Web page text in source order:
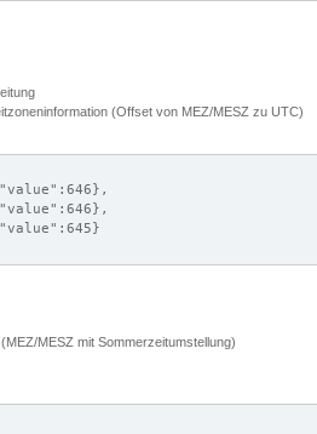
(Offset von MEZ/MESZ zu UTC)
MESZ mit Sommerzeitumstellung)